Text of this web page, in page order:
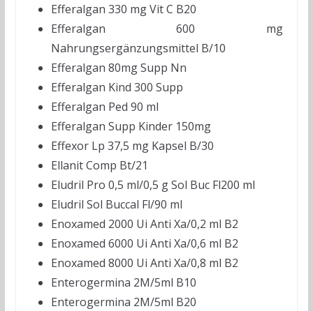
Efferalgan 330 mg Vit C B20
Efferalgan 600 mg
Nahrungsergänzungsmittel B/10
Efferalgan 80mg Supp Nn
Efferalgan Kind 300 Supp
Efferalgan Ped 90 ml
Efferalgan Supp Kinder 150mg
Effexor Lp 37,5 mg Kapsel B/30
Ellanit Comp Bt/21
Eludril Pro 0,5 ml/0,5 g Sol Buc Fl200 ml
Eludril Sol Buccal Fl/90 ml
Enoxamed 2000 Ui Anti Xa/0,2 ml B2
Enoxamed 6000 Ui Anti Xa/0,6 ml B2
Enoxamed 8000 Ui Anti Xa/0,8 ml B2
Enterogermina 2M/5ml B10
Enterogermina 2M/5ml B20